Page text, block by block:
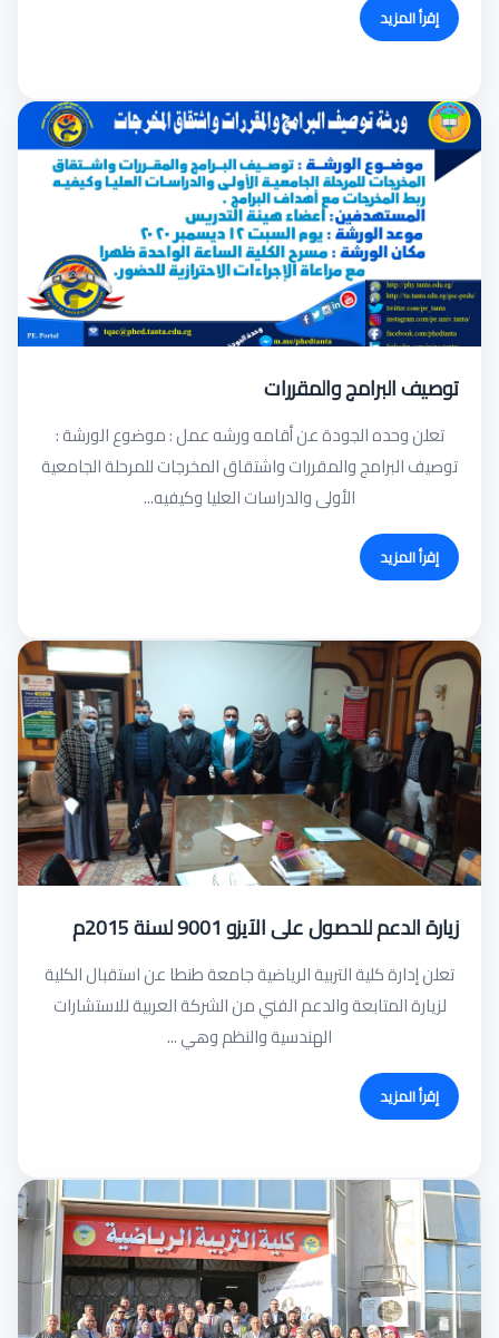
إقرأ المزيد
توصيف البرامج والمقررات
تعلن وحده الجودة عن أقامه ورشه عمل : موضوع الورشة :
توصيف البرامج والمقررات واشتقاق المخرجات للمرحلة الجامعية
الأولى والدراسات العليا وكيفيه...
إقرأ المزيد
زيارة الدعم للحصول على الآيزو 9001 لسنة 2015م
تعلن إدارة كلية التربية الرياضية جامعة طنطا عن استقبال الكلية
لزيارة المتابعة والدعم الفني من الشركة العربية للاستشارات
الهندسية والنظم وهي ...
إقرأ المزيد